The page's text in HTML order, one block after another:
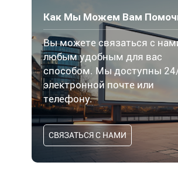
Как Мы Можем Вам
Вы можете связаться с
любым удобным для вас
способом. Мы доступны
электронной почте или
телефону.
СВЯЗАТЬСЯ С НАМИ